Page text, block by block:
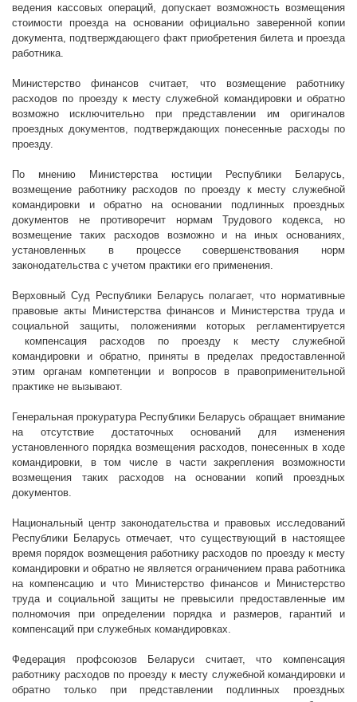
ведения кассовых операций, допускает возможность возмещения
стоимости проезда на основании официально заверенной копии
документа, подтверждающего факт приобретения билета и проезда
работника.
Министерство финансов считает, что возмещение работнику
расходов по проезду к месту служебной командировки и обратно
возможно исключительно при представлении им оригиналов
проездных документов, подтверждающих понесенные расходы по
проезду.
По мнению Министерства юстиции Республики Беларусь,
возмещение работнику расходов по проезду к месту служебной
командировки и обратно на основании подлинных проездных
документов не противоречит нормам Трудового кодекса, но
возмещение таких расходов возможно и на иных основаниях,
установленных в процессе совершенствования норм
законодательства с учетом практики его применения.
Верховный Суд Республики Беларусь полагает, что нормативные
правовые акты Министерства финансов и Министерства труда и
социальной защиты, положениями которых регламентируется
компенсация расходов по проезду к месту служебной
командировки и обратно, приняты в пределах предоставленной
этим органам компетенции и вопросов в правоприменительной
практике не вызывают.
Генеральная прокуратура Республики Беларусь обращает внимание
на отсутствие достаточных оснований для изменения
установленного порядка возмещения расходов, понесенных в ходе
командировки, в том числе в части закрепления возможности
возмещения таких расходов на основании копий проездных
документов.
Национальный центр законодательства и правовых исследований
Республики Беларусь отмечает, что существующий в настоящее
время порядок возмещения работнику расходов по проезду к месту
командировки и обратно не является ограничением права работника
на компенсацию и что Министерство финансов и Министерство
труда и социальной защиты не превысили предоставленные им
полномочия при определении порядка и размеров, гарантий и
компенсаций при служебных командировках.
Федерация профсоюзов Беларуси считает, что компенсация
работнику расходов по проезду к месту служебной командировки и
обратно только при представлении подлинных проездных